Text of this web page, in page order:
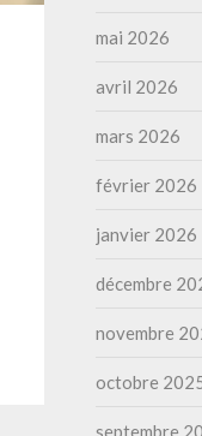
mai 2026
avril 2026
mars 2026
février 2026
janvier 2026
décembre
novembre
octobre
septembre